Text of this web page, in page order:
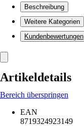
Beschreibung
Weitere Kategorien
Kundenbewertungen
Artikeldetails
Bereich überspringen
EAN
8719324923149